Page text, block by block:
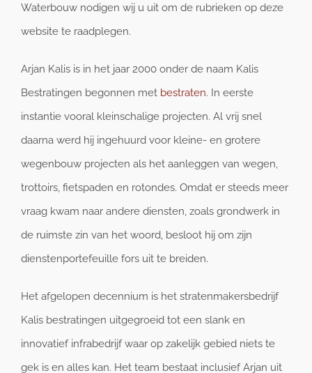
Waterbouw nodigen wij u uit om de rubrieken op deze
website te raadplegen.
Arjan Kalis is in het jaar 2000 onder de naam Kalis
Bestratingen begonnen met bestraten. In eerste
instantie vooral kleinschalige projecten. Al vrij snel
daarna werd hij ingehuurd voor kleine- en grotere
wegenbouw projecten als het aanleggen van wegen,
trottoirs, fietspaden en rotondes. Omdat er steeds meer
vraag kwam naar andere diensten, zoals grondwerk in
de ruimste zin van het woord, besloot hij om zijn
dienstenportefeuille fors uit te breiden.
Het afgelopen decennium is het stratenmakersbedrijf
Kalis bestratingen uitgegroeid tot een slank en
innovatief infrabedrijf waar op zakelijk gebied niets te
gek is en alles kan. Het team bestaat inclusief Arjan uit